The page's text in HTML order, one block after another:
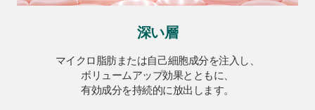
深い層
マイクロ脂肪または自己細胞成分を注入し、
ボリュームアップ効果とともに、
有効成分を持続的に放出します。